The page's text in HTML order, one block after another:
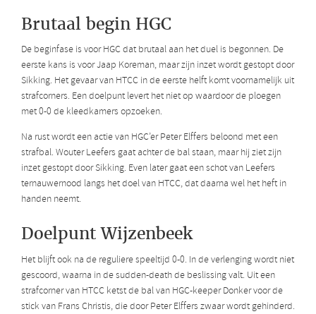
Brutaal begin HGC
De beginfase is voor HGC dat brutaal aan het duel is begonnen. De
eerste kans is voor Jaap Koreman, maar zijn inzet wordt gestopt door
Sikking. Het gevaar van HTCC in de eerste helft komt voornamelijk uit
strafcorners. Een doelpunt levert het niet op waardoor de ploegen
met 0-0 de kleedkamers opzoeken.
Na rust wordt een actie van HGC’er Peter Elffers beloond met een
strafbal. Wouter Leefers gaat achter de bal staan, maar hij ziet zijn
inzet gestopt door Sikking. Even later gaat een schot van Leefers
ternauwernood langs het doel van HTCC, dat daarna wel het heft in
handen neemt.
Doelpunt Wijzenbeek
Het blijft ook na de reguliere speeltijd 0-0. In de verlenging wordt niet
gescoord, waarna in de sudden-death de beslissing valt. Uit een
strafcorner van HTCC ketst de bal van HGC-keeper Donker voor de
stick van Frans Christis, die door Peter Elffers zwaar wordt gehinderd.